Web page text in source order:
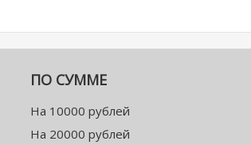
ПО СУММЕ
На 10000 рублей
На 20000 рублей